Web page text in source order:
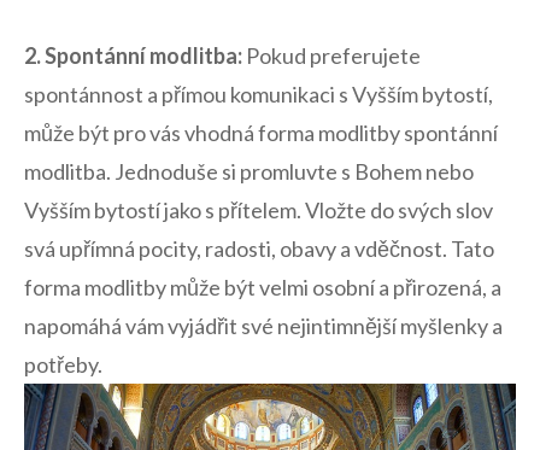
2. Spontánní⁢ modlitba: Pokud preferujete
spontánnost a přímou komunikaci⁢ s Vyšším‌ bytostí,
může⁢ být pro vás vhodná forma modlitby spontánní
modlitba. Jednoduše si promluvte s Bohem nebo
Vyšším⁤ bytostí jako s⁣ přítelem. ‌Vložte do svých slov
svá upřímná⁣ pocity, radosti, obavy a vděčnost. Tato
forma modlitby může být velmi osobní‌ a přirozená, a
napomáhá vám‍ vyjádřit své nejintimnější myšlenky a
potřeby.